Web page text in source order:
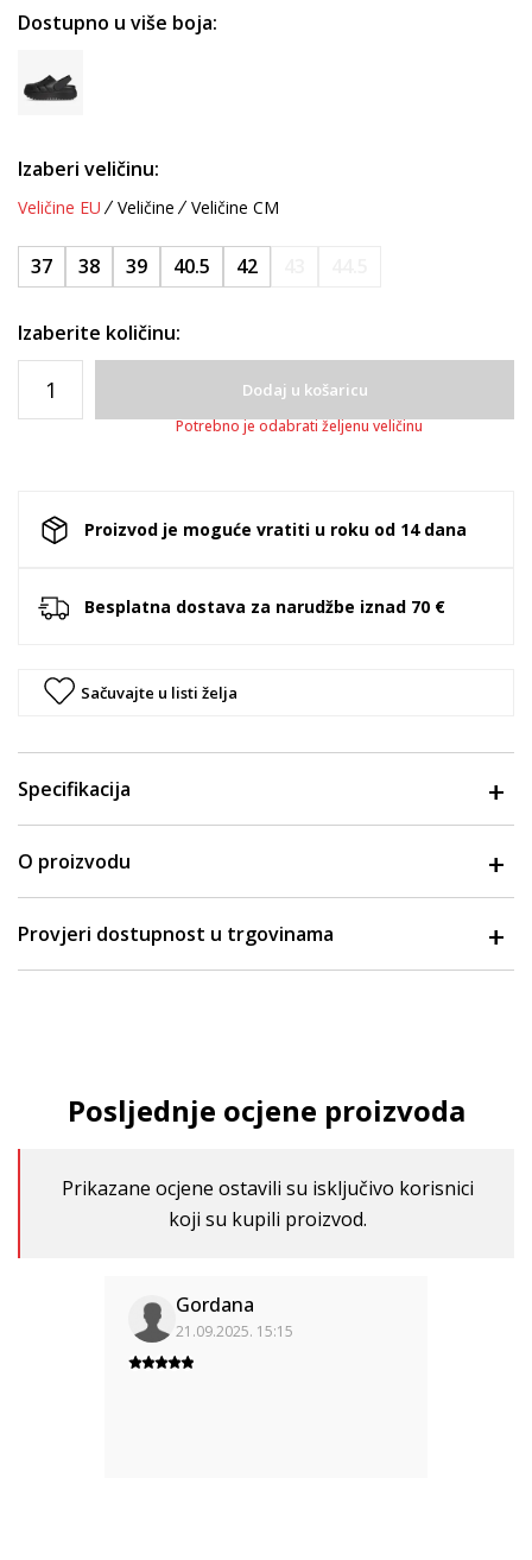
Dostupno u više boja:
Izaberi veličinu:
Veličine EU Veličine Veličine CM
37 38 39 40.5 42
Izaberite količinu:
Dodaj u košaricu
Potrebno je odabrati željenu veličinu
Proizvod je moguće vratiti u roku od 14 dana
Besplatna dostava za narudžbe iznad 70 €
Sačuvajte u listi želja
Specifikacija
O proizvodu
Provjeri dostupnost u trgovinama
Posljednje ocjene proizvoda
Prikazane ocjene ostavili su isključivo korisnici
koji su kupili proizvod.
Gordana
21.09.2025. 15:15